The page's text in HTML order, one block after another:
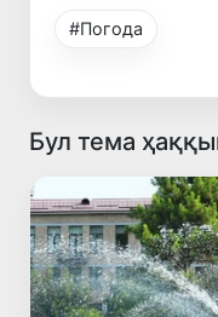
#Погода
Бул тема